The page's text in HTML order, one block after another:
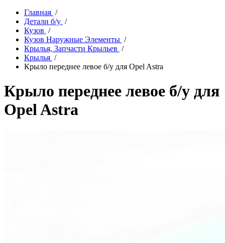
Главная /
Детали б/у /
Кузов /
Кузов Наружные Элементы /
Крылья, Запчасти Крыльев /
Крылья /
Крыло переднее левое б/у для Opel Astra
Крыло переднее левое б/у для
Opel Astra